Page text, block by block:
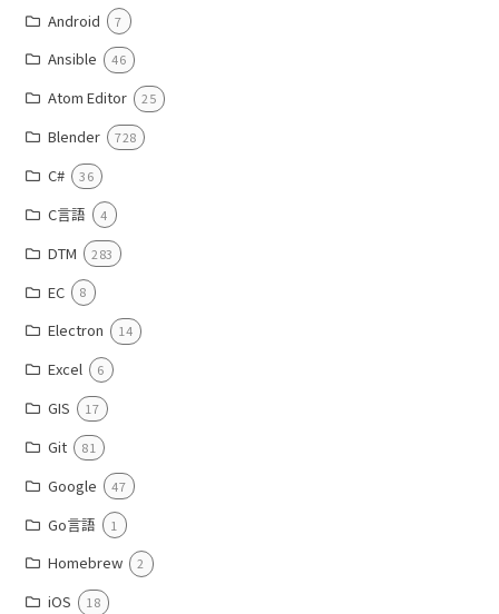
Android 7
Ansible 46
Atom Editor 25
Blender 728
C# 36
C言語 4
DTM 283
EC 8
Electron 14
Excel 6
GIS 17
Git 81
Google 47
Go言語 1
Homebrew 2
iOS 18